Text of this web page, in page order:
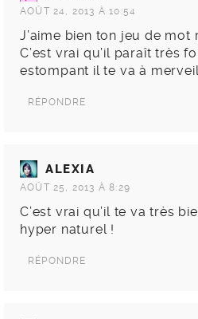
AOÛT 24, 2013 À 10:54
J’aime bien ton jeu de mot
C’est vrai qu’il paraît très
estompant il te va à
RÉPONDRE
ALEXIA
AOÛT 25, 2013 À 8:29
C’est vrai qu’il te va très
hyper naturel !
RÉPONDRE